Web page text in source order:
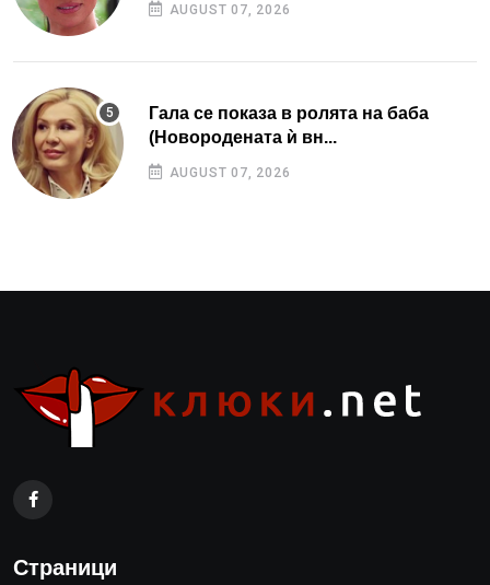
AUGUST 07, 2026
Гала се показа в ролята на баба
(Новородената ѝ вн...
AUGUST 07, 2026
Страници